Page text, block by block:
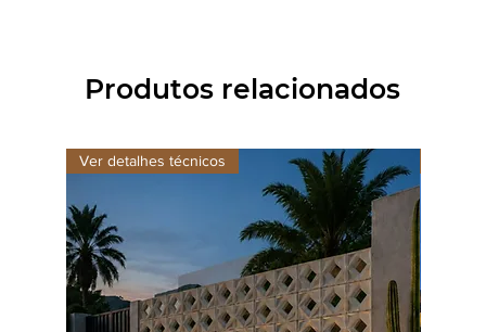
Produtos relacionados
Ver detalhes técnicos